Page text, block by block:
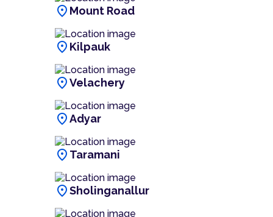
location_on Mount Road
location_on Kilpauk
location_onVelachery
location_onAdyar
location_on Taramani
location_onSholinganallur